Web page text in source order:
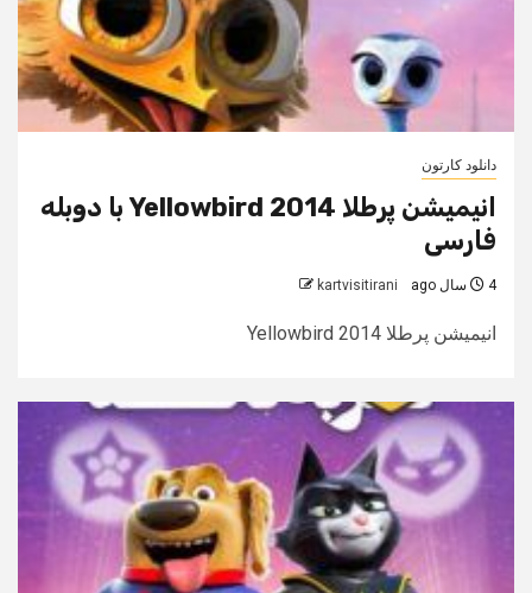
دانلود کارتون
انیمیشن پرطلا Yellowbird 2014 با دوبله
فارسی
4 سال ago kartvisitirani
انیمیشن پرطلا Yellowbird 2014